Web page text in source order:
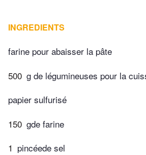
INGREDIENTS
farine pour abaisser la pâte
500 g de légumineuses pour la
papier sulfurisé
150 gde farine
1 pincéede sel